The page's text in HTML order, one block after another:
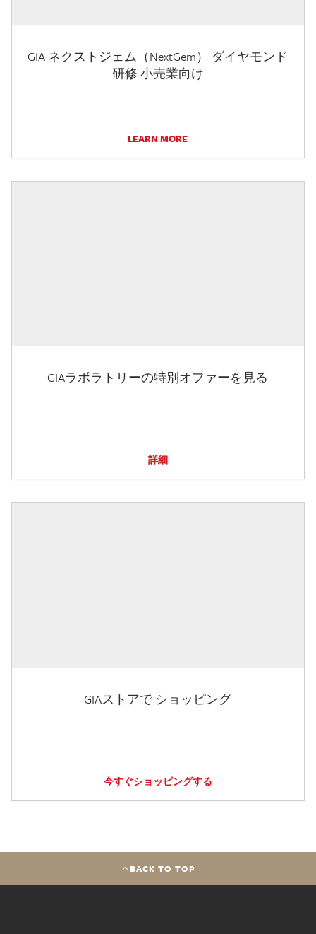
GIA ネクストジェム（NextGem） ダイヤモンド
研修 小売業向け
LEARN MORE
GIAラボラトリーの特別オファーを見る
詳細
GIAストアで ショッピング
今すぐショッピングする
BACK TO TOP